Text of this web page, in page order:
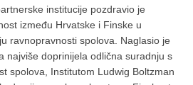
institucije pozdravio je
između Hrvatske i Finske u
ravnopravnosti spolova. Naglasio je
najviše doprinijela odlična suradnju s
spolova, Institutom Ludwig Boltzman